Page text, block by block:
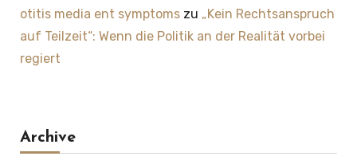
otitis media ent symptomszu „Kein Rechtsanspruch
auf Teilzeit“: Wenn die Politik an der Realität vorbei
regiert
Archive